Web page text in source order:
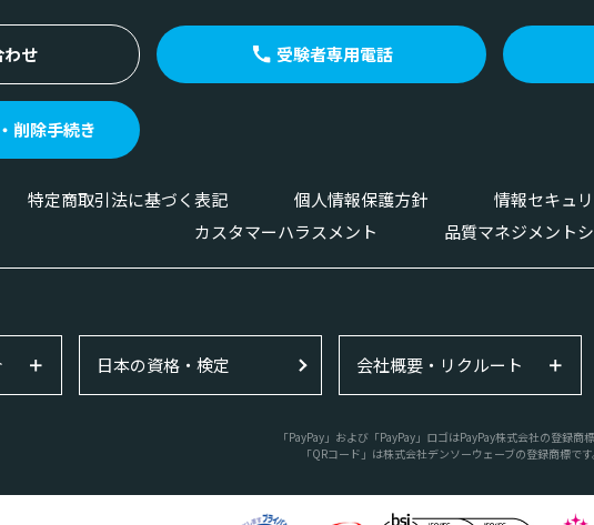
わせ 受験者専用電話
削除手続き
特定商取引法に基づく表記 個人情報保護方針 情報セキュ
カスタマーハラスメント
品質マネジメント
日本の資格・検定 会社概要・リクルート
「PayPay」および「PayPay」ロゴはPayPay株式会社の登録商標
「QRコード」は株式会社デンソーウェーブの登録商標です